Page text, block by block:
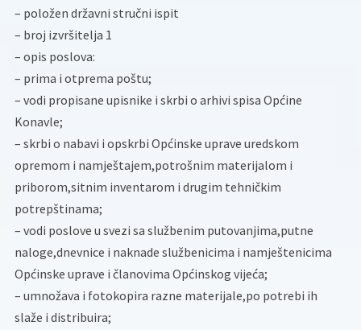
– položen državni stručni ispit
– broj izvršitelja 1
– opis poslova:
– prima i otprema poštu;
– vodi propisane upisnike i skrbi o arhivi spisa Općine
Konavle;
– skrbi o nabavi i opskrbi Općinske uprave uredskom
opremom i namještajem,potrošnim materijalom i
priborom,sitnim inventarom i drugim tehničkim
potrepštinama;
– vodi poslove u svezi sa službenim putovanjima,putne
naloge,dnevnice i naknade službenicima i namještenicima
Općinske uprave i članovima Općinskog vijeća;
– umnožava i fotokopira razne materijale,po potrebi ih
slaže i distribuira;